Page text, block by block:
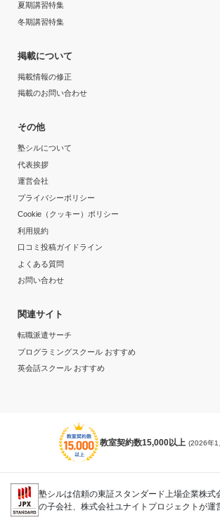
夏期講習特集
冬期講習特集
掲載について
掲載情報の修正
掲載のお問い合わせ
その他
塾シルについて
代表挨拶
運営会社
プライバシーポリシー
Cookie（クッキー）ポリシー
利用規約
口コミ投稿ガイドライン
よくある質問
お問い合わせ
関連サイト
転職派遣サーチ
プログラミングスクール おすすめ
英会話スクール おすすめ
教室契約数15,000以上 (2026年1
塾シルは信頼の東証スタンダード上場企業株式
の子会社、株式会社ユナイトプロジェクトが運